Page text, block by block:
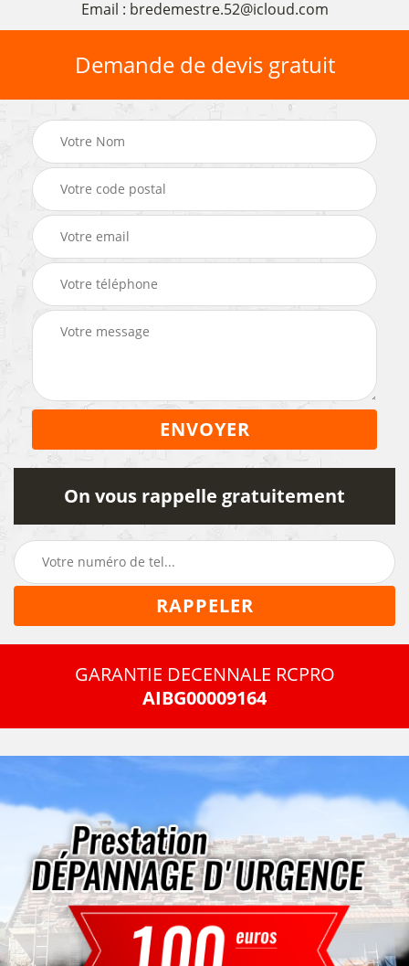
Email : bredemestre.52@icloud.com
Demande de devis gratuit
On vous rappelle gratuitement
GARANTIE DECENNALE RCPRO
AIBG00009164